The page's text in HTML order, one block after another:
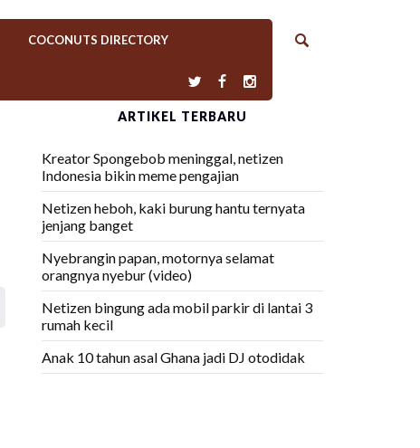
COCONUTS DIRECTORY
ARTIKEL TERBARU
Kreator Spongebob meninggal, netizen
Indonesia bikin meme pengajian
Netizen heboh, kaki burung hantu ternyata
jenjang banget
Nyebrangin papan, motornya selamat
orangnya nyebur (video)
Netizen bingung ada mobil parkir di lantai 3
rumah kecil
Anak 10 tahun asal Ghana jadi DJ otodidak